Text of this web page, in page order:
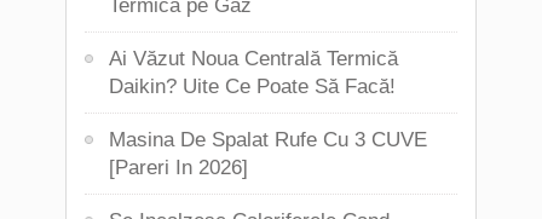
Termica pe Gaz
Ai Văzut Noua Centrală Termică
Daikin? Uite Ce Poate Să Facă!
Masina De Spalat Rufe Cu 3 CUVE
[Pareri In 2026]